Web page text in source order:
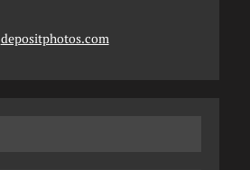
depositphotos.com